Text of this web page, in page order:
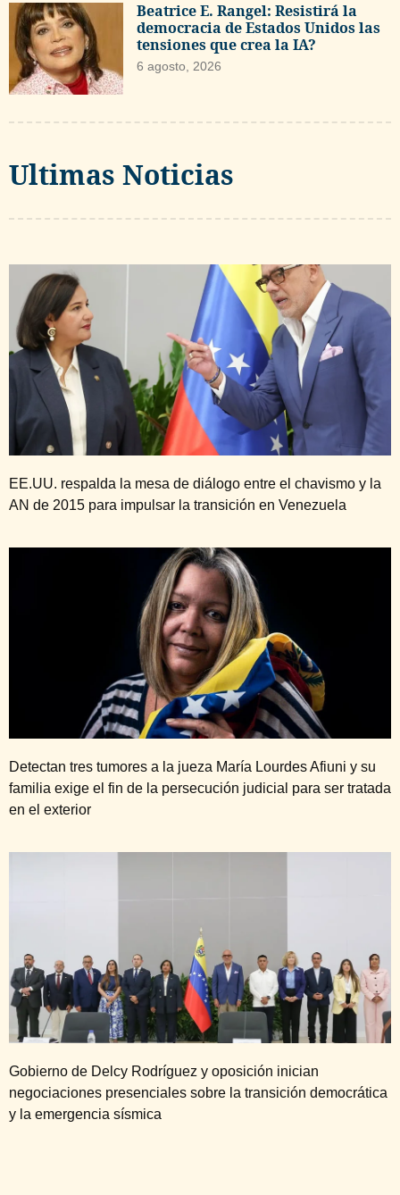
Beatrice E. Rangel: Resistirá la
democracia de Estados Unidos las
tensiones que crea la IA?
6 agosto, 2026
Ultimas Noticias
EE.UU. respalda la mesa de diálogo entre el chavismo y la
AN de 2015 para impulsar la transición en Venezuela
Detectan tres tumores a la jueza María Lourdes Afiuni y su
familia exige el fin de la persecución judicial para ser tratada
en el exterior
Gobierno de Delcy Rodríguez y oposición inician
negociaciones presenciales sobre la transición democrática
y la emergencia sísmica